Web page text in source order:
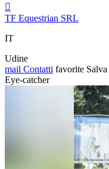

TF Equestrian SRL
IT
Udine
mail Contatti favorite Salva
Eye-catcher